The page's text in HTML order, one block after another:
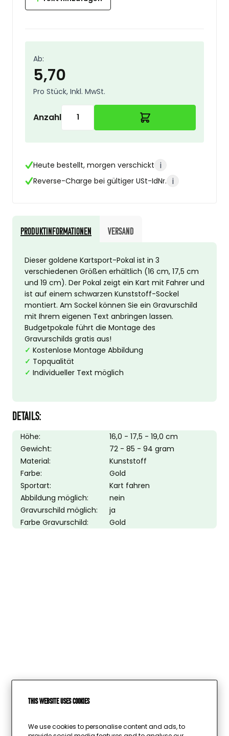
This website uses cookies
We use cookies to personalise content and ads, to
Ab:
5,70
Pro Stück, Inkl. MwSt.
Anzahl
Heute bestellt, morgen verschickt i
Reverse-Charge bei gültiger USt-IdNr. i
Dieser goldene Kartsport-Pokal ist in 3
verschiedenen Größen erhältlich (16 cm, 17,5 cm
und 19 cm). Der Pokal zeigt ein Kart mit Fahrer und
ist auf einem schwarzen Kunststoff-Sockel
montiert. Am Sockel können Sie ein Gravurschild
mit Ihrem eigenen Text anbringen lassen.
Budgetpokale führt die Montage des
Gravurschilds gratis aus!
✓ Kostenlose Montage Abbildung
✓ Topqualität
✓ Individueller Text möglich
Produktinformationen Versand
DETAILS:
Höhe:
16,0 - 17,5 - 19,0 cm
Gewicht:
72 - 85 - 94 gram
Material:
Kunststoff
Farbe:
Gold
Sportart:
Kart fahren
Abbildung möglich:
nein
Gravurschild möglich:
ja
Farbe Gravurschild:
Gold